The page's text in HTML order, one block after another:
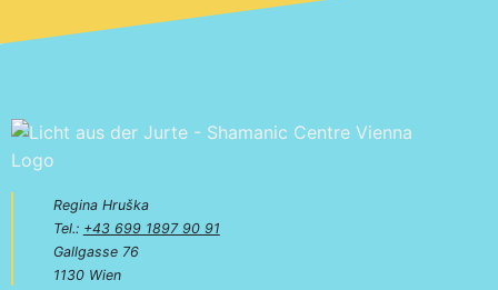
Regina Hruška
Tel.: +43 699 1897 90 91
Gallgasse 76
1130 Wien